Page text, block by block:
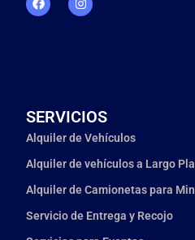
SERVICIOS
Alquiler de Vehículos
Alquiler de vehículos a Largo
Alquiler de Camionetas para
Servicio de Entrega y Recojo